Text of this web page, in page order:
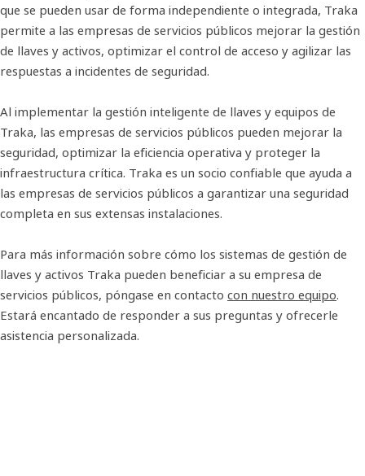
que se pueden usar de forma independiente o integrada, Traka
permite a las empresas de servicios públicos mejorar la gestión
de llaves y activos, optimizar el control de acceso y agilizar las
respuestas a incidentes de seguridad.
Al implementar la gestión inteligente de llaves y equipos de
Traka, las empresas de servicios públicos pueden mejorar la
seguridad, optimizar la eficiencia operativa y proteger la
infraestructura crítica. Traka es un socio confiable que ayuda a
las empresas de servicios públicos a garantizar una seguridad
completa en sus extensas instalaciones.
Para más información sobre cómo los sistemas de gestión de
llaves y activos Traka pueden beneficiar a su empresa de
servicios públicos, póngase en contacto con nuestro equipo.
Estará encantado de responder a sus preguntas y ofrecerle
asistencia personalizada.